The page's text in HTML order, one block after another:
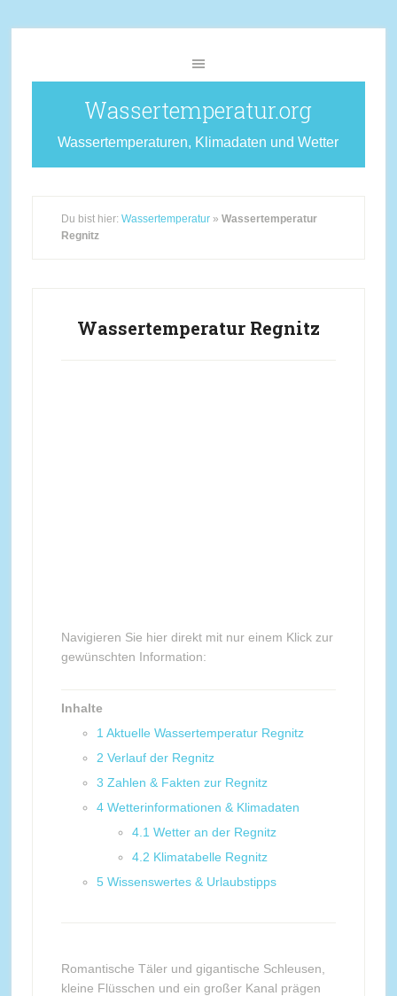
Wassertemperatur.org
Wassertemperaturen, Klimadaten und Wetter
Du bist hier: Wassertemperatur» Wassertemperatur
Regnitz
Wassertemperatur Regnitz
Navigieren Sie hier direkt mit nur einem Klick zur
gewünschten Information:
Inhalte
1 Aktuelle Wassertemperatur Regnitz
2 Verlauf der Regnitz
3 Zahlen & Fakten zur Regnitz
4 Wetterinformationen & Klimadaten
4.1 Wetter an der Regnitz
4.2 Klimatabelle Regnitz
5 Wissenswertes & Urlaubstipps
Romantische Täler und gigantische Schleusen,
kleine Flüsschen und ein großer Kanal prägen